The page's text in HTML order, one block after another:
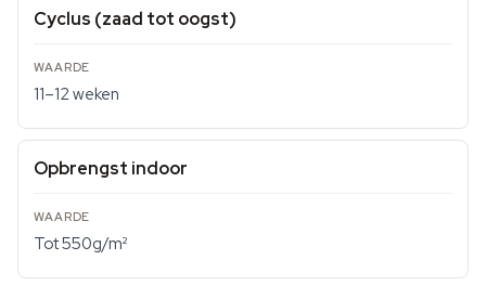
Cyclus (zaad tot oogst)
11–12 weken
Opbrengst indoor
Tot 550g/m²